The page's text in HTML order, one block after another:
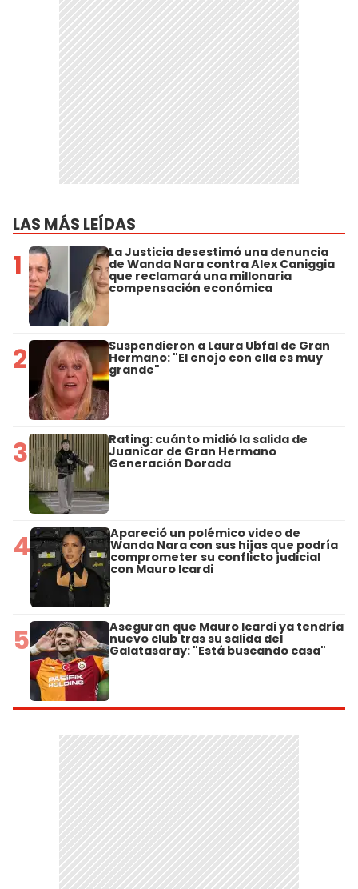
LAS MÁS LEÍDAS
1 La Justicia desestimó una denuncia
de Wanda Nara contra Alex Caniggia
que reclamará una millonaria
compensación económica
2 Suspendieron a Laura Ubfal de Gran
Hermano: "El enojo con ella es muy
grande"
3 Rating: cuánto midió la salida de
Juanicar de Gran Hermano
Generación Dorada
4 Apareció un polémico video de
Wanda Nara con sus hijas que podría
comprometer su conflicto judicial
con Mauro Icardi
5 Aseguran que Mauro Icardi ya tendría
nuevo club tras su salida del
Galatasaray: "Está buscando casa"